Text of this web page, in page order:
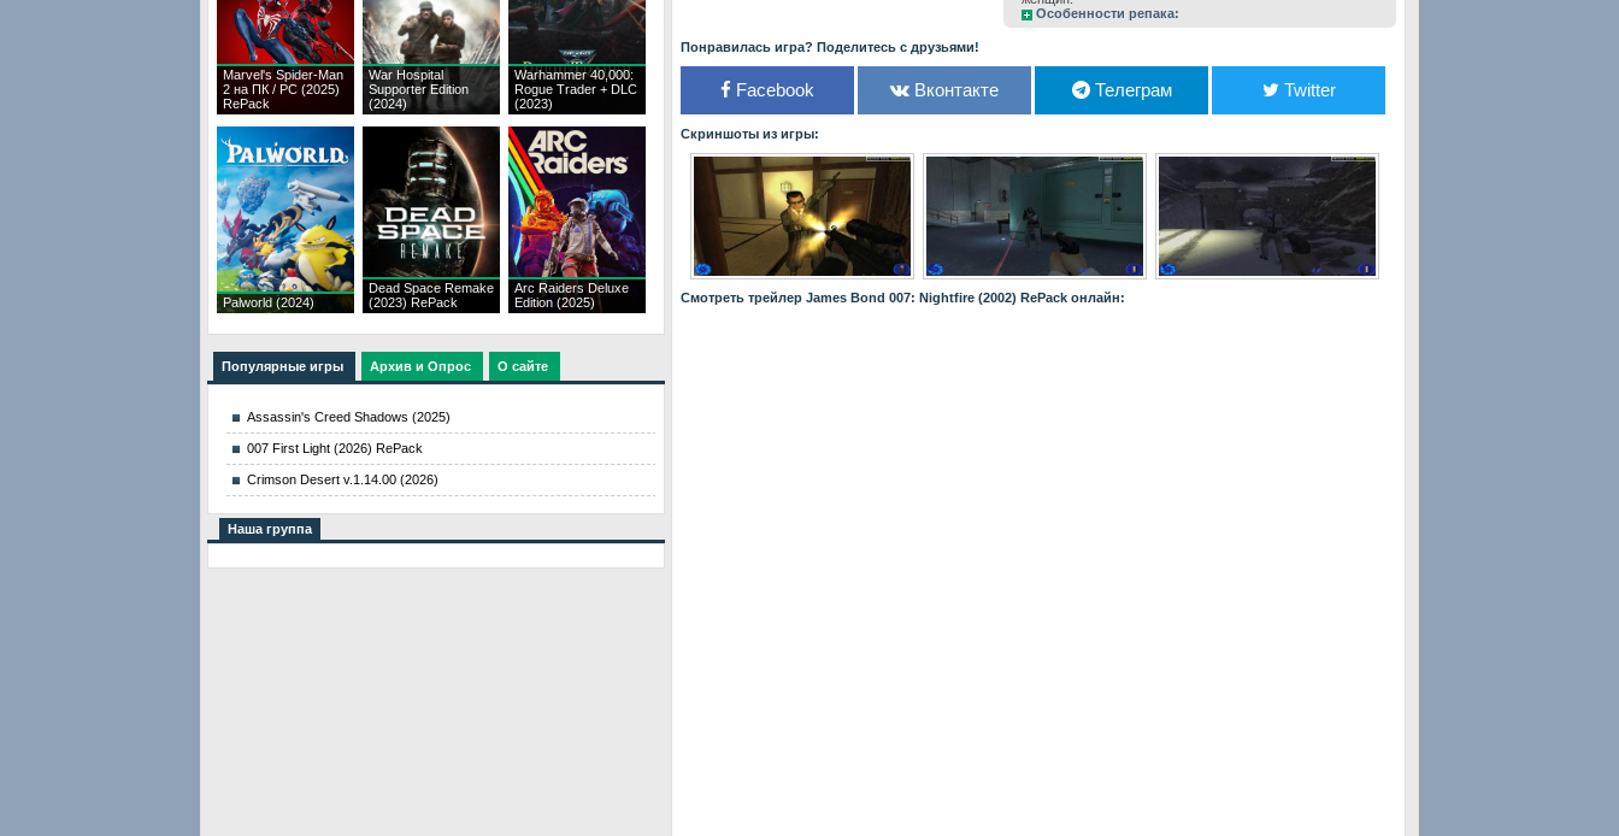
Marvel's Spider-Man
2 на ПК / PC (2025)
RePack
War Hospital
Supporter Edition
(2024)
Warhammer 40,000:
Rogue Trader + DLC
(2023)
Palworld (2024)
Dead Space Remake
(2023) RePack
Arc Raiders Deluxe
Edition (2025)
Популярные игры Архив и Опрос О сайте
Assassin's Creed Shadows (2025)
007 First Light (2026) RePack
Crimson Desert v.1.14.00 (2026)
Наша группа
Особенности репака:
Понравилась игра? Поделитесь с друзьями!
Facebook Вконтакте Телеграм Twitter
Скриншоты из игры:
Смотреть трейлер James Bond 007: Nightfire (2002) RePack онлайн: